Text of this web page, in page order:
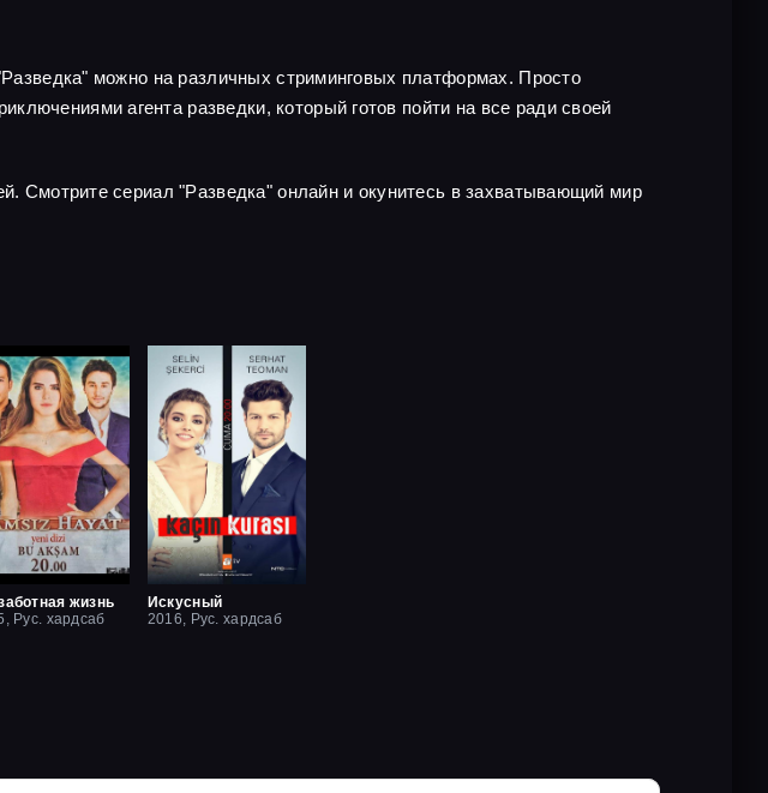
можно на различных стриминговых платформах. Просто
агента разведки, который готов пойти на все ради своей
Смотрите сериал "Разведка" онлайн и окунитесь в захватывающий мир
жизнь
Рус. хардсаб
Искусный
2016, Рус. хардсаб